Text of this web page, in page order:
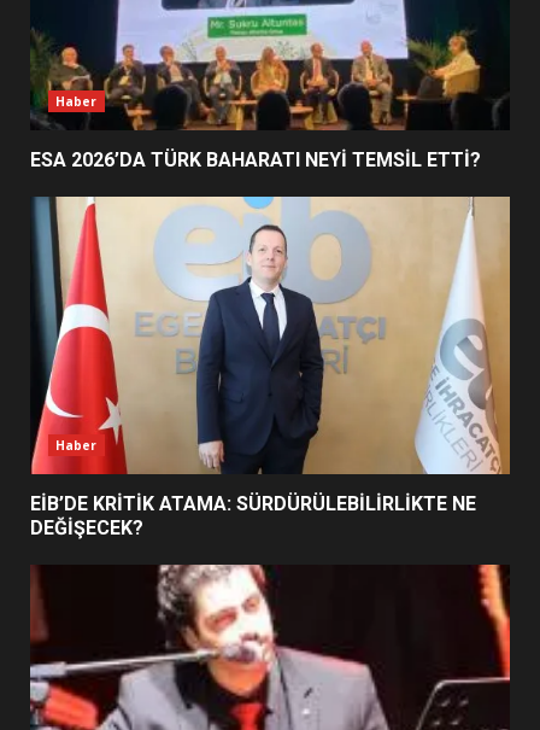
4
EDREMİT’İN GURURU TÜRKİYE
FİNALİNDE NE BAŞARDI?
5
UZATILDI: NE DEĞİŞTİ?
6
BURHANİYE SATRANÇ
TURNUVASI KAYITLARI NEYİ
DEĞİŞTİRİYOR?
BURHANİYE BELEDİYESPOR’DA
YENİ YÖNETİM NASIL
Haber
ESA 2026’DA TÜRK BAHARATI NEYİ TEMSİL ETTİ?
Haber
EİB’DE KRİTİK ATAMA: SÜRDÜRÜLEBİLİRLİKTE NE
DEĞİŞECEK?